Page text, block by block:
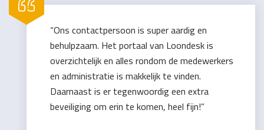
“Ons contactpersoon is super aardig en
behulpzaam. Het portaal van Loondesk is
overzichtelijk en alles rondom de medewerkers
en administratie is makkelijk te vinden.
Daarnaast is er tegenwoordig een extra
beveiliging om erin te komen, heel fijn!”